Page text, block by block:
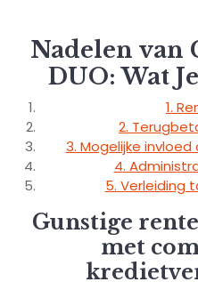
Nadelen van
DUO: Wat
1.
2.
3. Mogelijke
4.
5. Verleiding
Gunstige
met